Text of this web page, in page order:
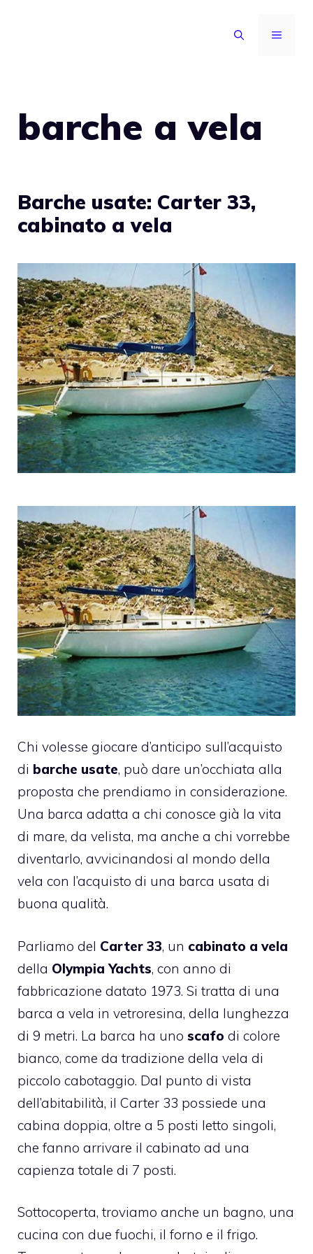
MENU
barche a vela
Barche usate: Carter 33,
cabinato a vela
Chi volesse giocare d’anticipo sull’acquisto
di barche usate, può dare un’occhiata alla
proposta che prendiamo in considerazione.
Una barca adatta a chi conosce già la vita
di mare, da velista, ma anche a chi vorrebbe
diventarlo, avvicinandosi al mondo della
vela con l’acquisto di una barca usata di
buona qualità.
Parliamo del Carter 33, un cabinato a vela
della Olympia Yachts, con anno di
fabbricazione datato 1973. Si tratta di una
barca a vela in vetroresina, della lunghezza
di 9 metri. La barca ha uno scafo di colore
bianco, come da tradizione della vela di
piccolo cabotaggio. Dal punto di vista
dell’abitabilità, il Carter 33 possiede una
cabina doppia, oltre a 5 posti letto singoli,
che fanno arrivare il cabinato ad una
capienza totale di 7 posti.
Sottocoperta, troviamo anche un bagno, una
cucina con due fuochi, il forno e il frigo.